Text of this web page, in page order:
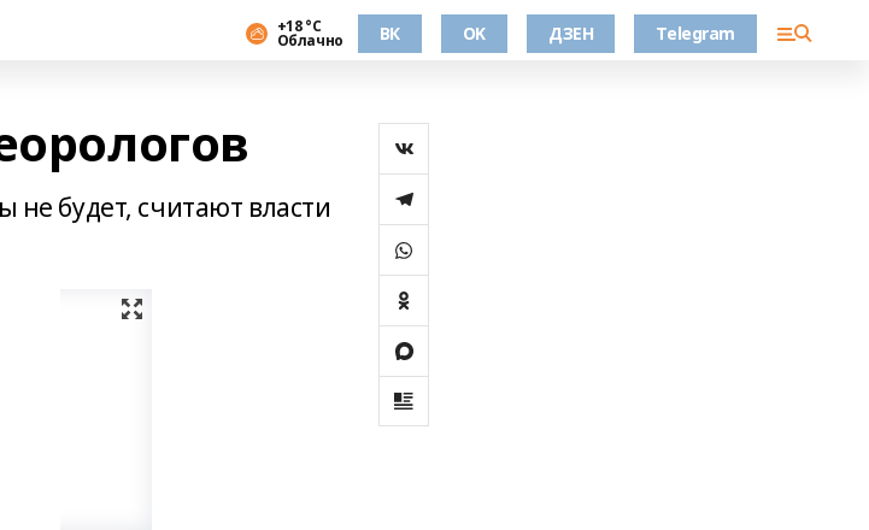
+18 °С
Облачно ВК OK ДЗЕН Telegram
будет, считают власти